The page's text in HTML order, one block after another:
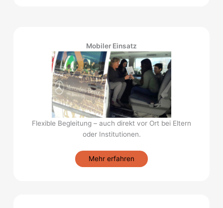
Mobiler Einsatz
Flexible Begleitung – auch direkt vor Ort bei Eltern
oder Institutionen.
Mehr erfahren